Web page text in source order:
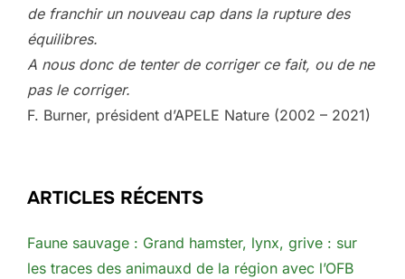
de franchir un nouveau cap dans la rupture des
équilibres.
A nous donc de tenter de corriger ce fait, ou de ne
pas le corriger.
F. Burner, président d’APELE Nature (2002 – 2021)
ARTICLES RÉCENTS
Faune sauvage : Grand hamster, lynx, grive : sur
les traces des animauxd de la région avec l’OFB